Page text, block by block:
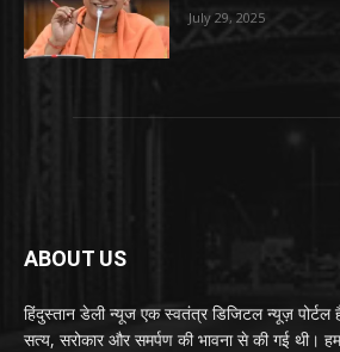
July 29, 2025
ABOUT US
हिंदुस्तान डेली न्यूज एक स्वतंत्र डिजिटल न्यूज़
सत्य, सरोकार और समर्पण की भावना से की गई थी।